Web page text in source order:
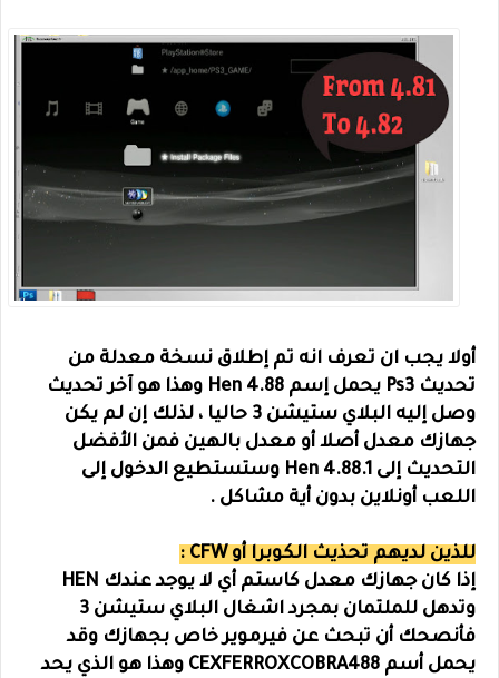
أولا يجب ان تعرف انه تم إطلاق نسخة معدلة من
تحديث Ps3 يحمل إسم Hen 4.88 وهذا هو آخر تحديث
وصل إليه البلاي ستيشن 3 حاليا ، لذلك إن لم يكن
جهازك معدل أصلا أو معدل بالهين فمن الأفضل
التحديث إلى Hen 4.88.1 وستستطيع الدخول إلى
اللعب أونلاين بدون أية مشاكل .
للذين لديهم تحذيث الكوبرا أو CFW :
إذا كان جهازك معدل كاستم أي لا يوجد عندك HEN
وتدهل للملتمان بمجرد اشغال البلاي ستيشن 3
فأنصحك أن تبحث عن فيرموير خاص بجهازك وقد
يحمل أسم
CEXFERROXCOBRA488 وهذا هو الذي يحد